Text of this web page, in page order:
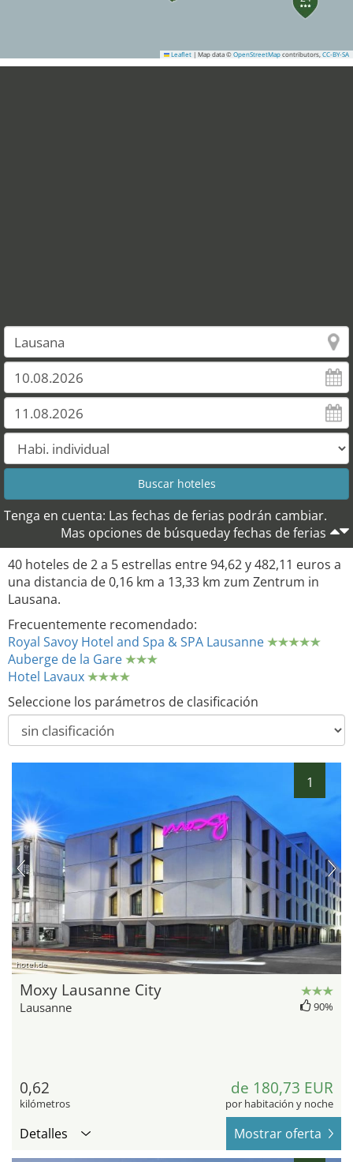
38
39
Leaflet | Map data © OpenStreetMap contributors, CC-BY-SA
Tenga en cuenta: Las fechas de ferias podrán cambiar.
Mas opciones de búsqueday fechas de ferias
40 hoteles de 2 a 5 estrellas entre 94,62 y 482,11 euros a
una distancia de 0,16 km a 13,33 km zum Zentrum in
Lausana.
Frecuentemente recomendado:
Royal Savoy Hotel and Spa & SPA Lausanne
Auberge de la Gare
Hotel Lavaux
Seleccione los parámetros de clasificación
1
hotel.de
Moxy Lausanne City
Lausanne 90%
0,62
kilómetros
de 180,73 EUR
por habitación y noche
Detalles Mostrar oferta